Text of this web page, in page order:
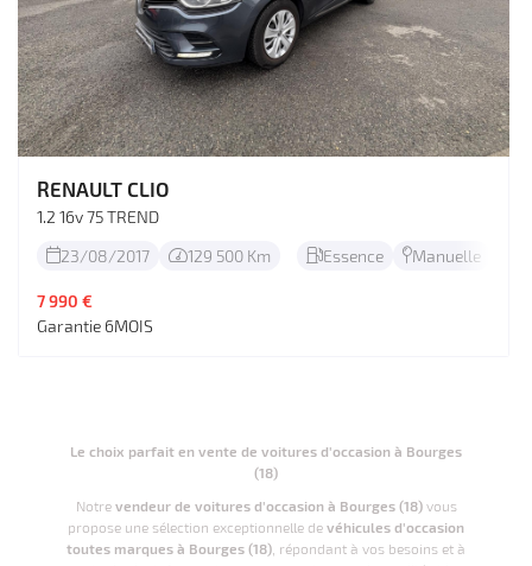
RENAULT CLIO
1.2 16v 75 TREND
23/08/2017 129 500 Km Essence Manuelle
7 990 €
Garantie 6MOIS
Le choix parfait en vente de voitures d'occasion à Bourges
(18)
Notre vendeur de voitures d'occasion à Bourges (18)vous
propose une sélection exceptionnelle de véhicules d'occasion
toutes marques à Bourges (18) , répondant à vos besoins et à